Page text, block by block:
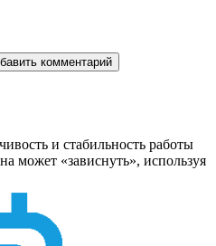
комментарий
и стабильность работы
может «зависнуть», используя